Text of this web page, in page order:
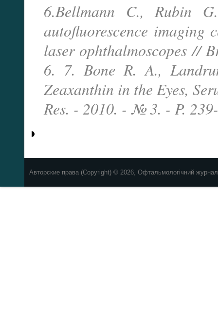
6.Bellmann C., Rubin
autofluorescence imaging
laser ophthalmoscopes //
6. 7. Bone R. A.,
Zeaxanthin in the Eyes,
Res. - 2010. - № 3. - P.
Авторские права (Copyright) © 2026, Офтальмологічний